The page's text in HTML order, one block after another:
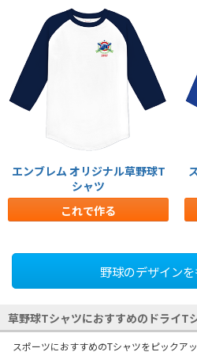
エンブレム オリジナル草野球T
シャツ
これで作る
野球のデザイン
草野球TシャツにおすすめのドライT
スポーツにおすすめのTシャツをピックア